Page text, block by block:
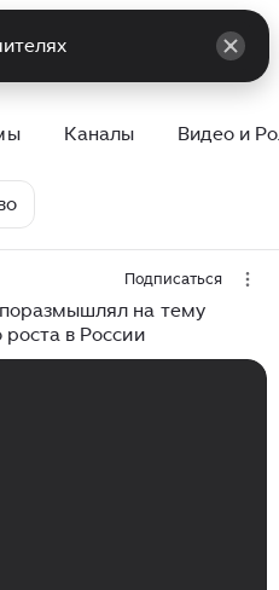
Каналы Видео и
Подписаться
на тему
в России